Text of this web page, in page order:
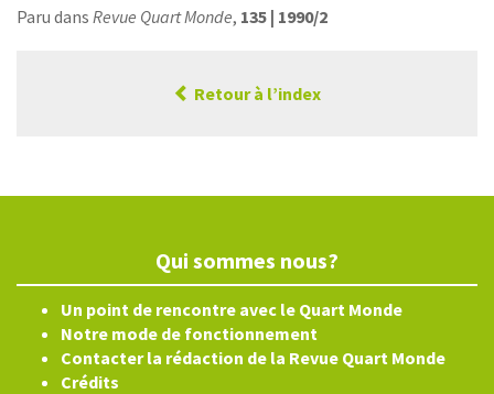
Paru dans Revue Quart Monde, 135 | 1990/2
Retour à l’index
Qui sommes nous?
Un point de rencontre avec le Quart Monde
Notre mode de fonctionnement
Contacter la rédaction de la Revue Quart Monde
Crédits